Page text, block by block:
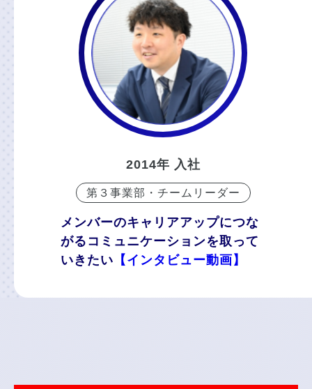
2014年 入社
第３事業部・チームリーダー
メンバーのキャリアアップにつな
がるコミュニケーションを取って
いきたい 【インタビュー動画】